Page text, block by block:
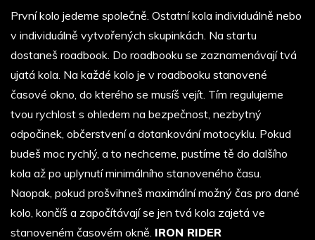
První kolo jedeme společně. Ostatní kola individuálně nebo
v individuálně vytvořených skupinkách. Na startu
dostaneš roadbook. Do roadbooku se zaznamenávají tvá
ujatá kola. Na každé kolo je v roadbooku stanovené
časové okno, do kterého se musíš vejít. Tím regulujeme
tvou rychlost s ohledem na bezpečnost, nezbytný
odpočinek, občerstvení a dotankování motocyklu. Pokud
budeš moc rychlý, a to nechceme, pustíme tě do dalšího
kola až po uplynutí minimálního stanoveného času.
Naopak, pokud prošvihneš maximální možný čas pro dané
kolo, končíš a započítávají se jen tvá kola zajetá ve
stanoveném časovém okně. IRON RIDER